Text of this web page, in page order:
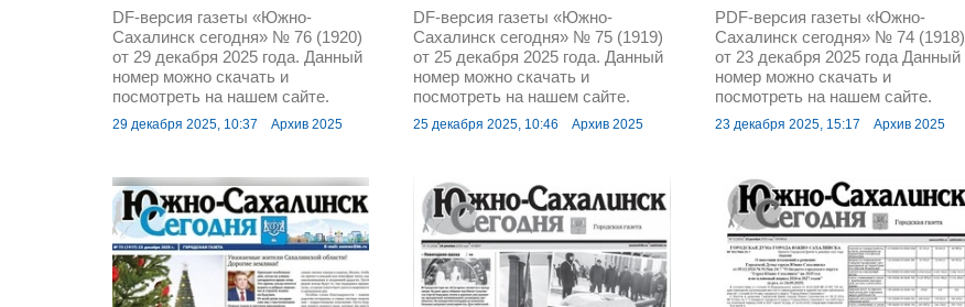
DF-версия газеты «Южно-
Сахалинск сегодня» № 76 (1920)
от 29 декабря 2025 года. Данный
номер можно скачать и
посмотреть на нашем сайте.
29 декабря 2025, 10:37 Архив 2025
DF-версия газеты «Южно-
Сахалинск сегодня» № 75 (1919)
от 25 декабря 2025 года. Данный
номер можно скачать и
посмотреть на нашем сайте.
25 декабря 2025, 10:46 Архив 2025
PDF-версия газеты «Южно-
Сахалинск сегодня» № 74 (1918)
от 23 декабря 2025 года Данный
номер можно скачать и
посмотреть на нашем сайте.
23 декабря 2025, 15:17 Архив 2025